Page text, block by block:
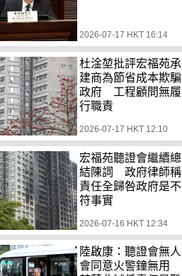
2026-07-17 HKT 16:14
杜淦堃批評宏福苑承
建商為節省成本欺騙
政府 工程顧問無履
行職責
2026-07-17 HKT 12:10
宏福苑聽證會繼續總
結陳詞 政府律師稱
責任全歸咎政府是不
符事實
2026-07-16 HKT 12:34
陸啟康：聽證會無人
會同意火警鐘無用